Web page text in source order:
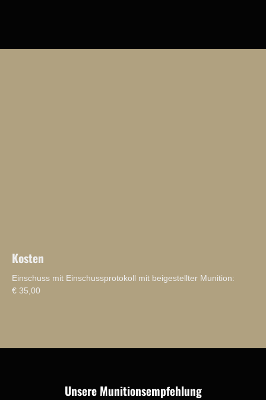
Kosten
Einschuss mit Einschussprotokoll mit beigestellter Munition:
€ 35,00
Unsere Munitionsempfehlung